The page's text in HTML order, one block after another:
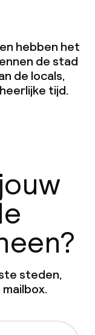
hebben het
de stad
de locals,
tijd.
steden,